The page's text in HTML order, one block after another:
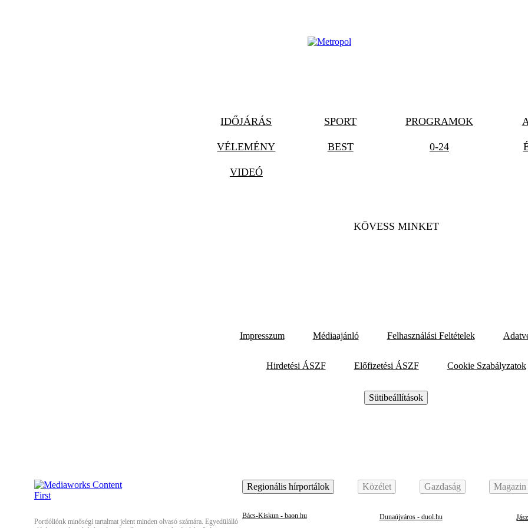
IDŐJÁRÁS SPORT PROGRAMOK
VÉLEMÉNY BEST 0-24
VIDEÓ
KÖVESS MINKET
Impresszum Médiaajánló Felhasználási Feltételek
Hirdetési ÁSZF Előfizetési ÁSZF Cookie Szabályzatok
Sütibeállítások
Portfóliónk minőségi tartalmat jelent minden olvasó számára. Egyedülálló
Regionális hírportálok Közélet Gazdaság Magazin
Bács-Kiskun - baon.hu
Dunaújváros - duol.hu